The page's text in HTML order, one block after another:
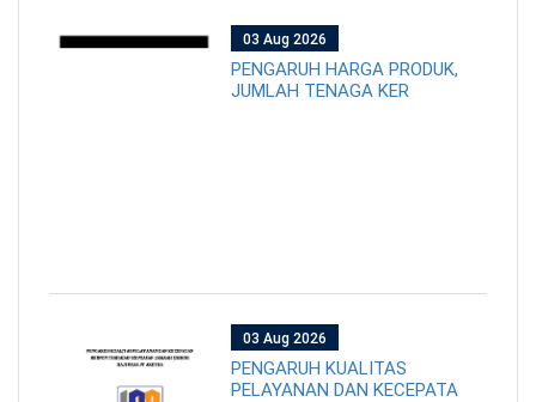
03 Aug 2026
PENGARUH HARGA PRODUK,
JUMLAH TENAGA KER
03 Aug 2026
PENGARUH KUALITAS
PELAYANAN DAN KECEPATA